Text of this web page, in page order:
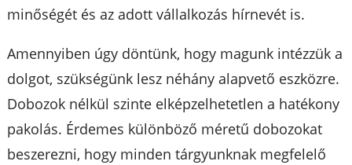
minőségét és az adott vállalkozás hírnevét is.
Amennyiben úgy döntünk, hogy magunk intézzük a
dolgot, szükségünk lesz néhány alapvető eszközre.
Dobozok nélkül szinte elképzelhetetlen a hatékony
pakolás. Érdemes különböző méretű dobozokat
beszerezni, hogy minden tárgyunknak megfelelő